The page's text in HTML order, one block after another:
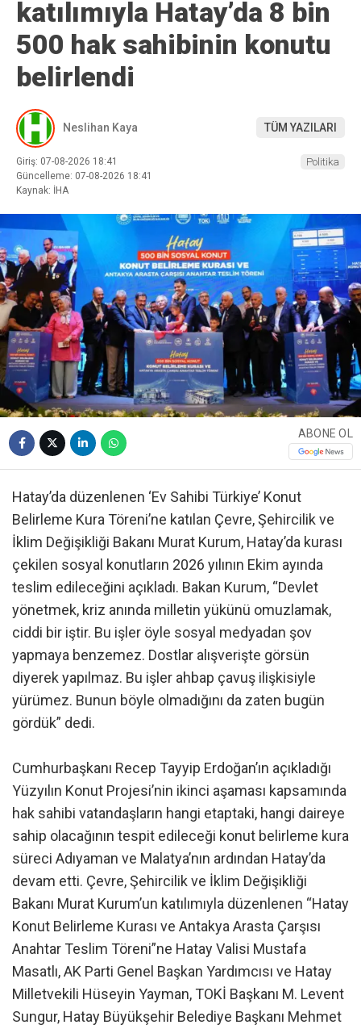
katılımıyla Hatay’da 8 bin
500 hak sahibinin konutu
belirlendi
Neslihan Kaya TÜM YAZILARI
Giriş: 07-08-2026 18:41
Güncelleme: 07-08-2026 18:41
Kaynak: İHA
Politika
ABONE OL
Hatay’da düzenlenen ‘Ev Sahibi Türkiye’ Konut
Belirleme Kura Töreni’ne katılan Çevre, Şehircilik ve
İklim Değişikliği Bakanı Murat Kurum, Hatay’da kurası
çekilen sosyal konutların 2026 yılının Ekim ayında
teslim edileceğini açıkladı. Bakan Kurum, “Devlet
yönetmek, kriz anında milletin yükünü omuzlamak,
ciddi bir iştir. Bu işler öyle sosyal medyadan şov
yapmaya benzemez. Dostlar alışverişte görsün
diyerek yapılmaz. Bu işler ahbap çavuş ilişkisiyle
yürümez. Bunun böyle olmadığını da zaten bugün
gördük” dedi.
Cumhurbaşkanı Recep Tayyip Erdoğan’ın açıkladığı
Yüzyılın Konut Projesi’nin ikinci aşaması kapsamında
hak sahibi vatandaşların hangi etaptaki, hangi daireye
sahip olacağının tespit edileceği konut belirleme kura
süreci Adıyaman ve Malatya’nın ardından Hatay’da
devam etti. Çevre, Şehircilik ve İklim Değişikliği
Bakanı Murat Kurum’un katılımıyla düzenlenen “Hatay
Konut Belirleme Kurası ve Antakya Arasta Çarşısı
Anahtar Teslim Töreni”ne Hatay Valisi Mustafa
Masatlı, AK Parti Genel Başkan Yardımcısı ve Hatay
Milletvekili Hüseyin Yayman, TOKİ Başkanı M. Levent
Sungur, Hatay Büyükşehir Belediye Başkanı Mehmet